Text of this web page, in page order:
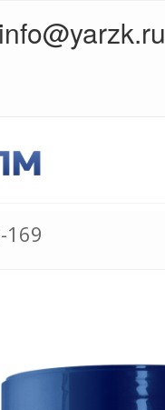
info@yarzk.ru